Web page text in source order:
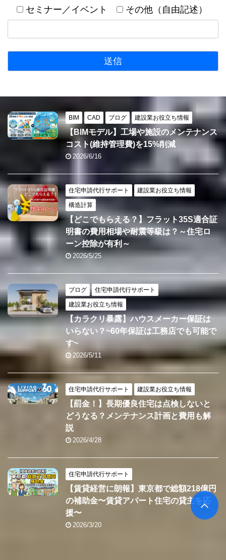
セミナー／イベント
その他（自由記述）
BIM CAD ブログ 建設業お役立ち情報
【BIMモデル】工場や施設のメンテナンス
コスト(維持管理費)を15%削減
2026/6/16
住宅申請代行サポート 建設業お役立ち情報
構造計算
【どこでもらえる？】フラット35S適合証
明書の費用相場や耐震等級は？～住宅ロ
ーン控除が有利～
2026/5/25
ブログ 住宅申請代行サポート
建設業お役立ち情報
【カラクリ暴露】ハウスメーカー保証は
いらない？~60年保証は工務店でも可能で
す~
2026/5/11
住宅申請代行サポート 建設業お役立ち情報
【罰金！】長期優良住宅は点検しないと
どうなる？メンテナンス計画と費用も解
説
2026/4/28
住宅申請代行サポート
【賃貸経営に朗報】東京都で総額218億円
の補助金〜賃貸アパート住宅の貸主を応
援〜
2026/3/20